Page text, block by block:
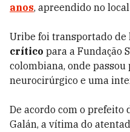
anos, apreendido no
Uribe foi transportado de
crítico para a Fundação
colombiana, onde
neurocirúrgico e uma
De acordo com o prefeito
Galán, a vítima do